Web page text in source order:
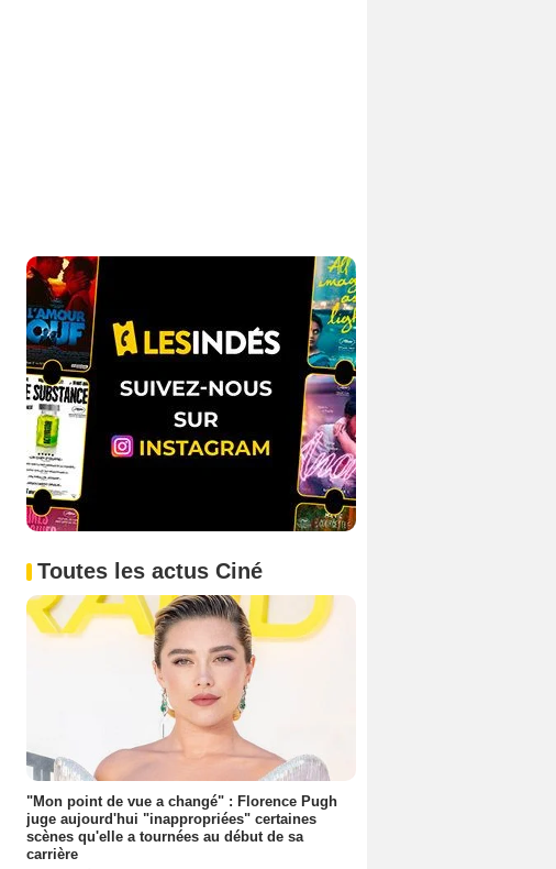
Toutes les actus Ciné
"Mon point de vue a changé" : Florence Pugh
juge aujourd'hui "inappropriées" certaines
scènes qu'elle a tournées au début de sa
carrière